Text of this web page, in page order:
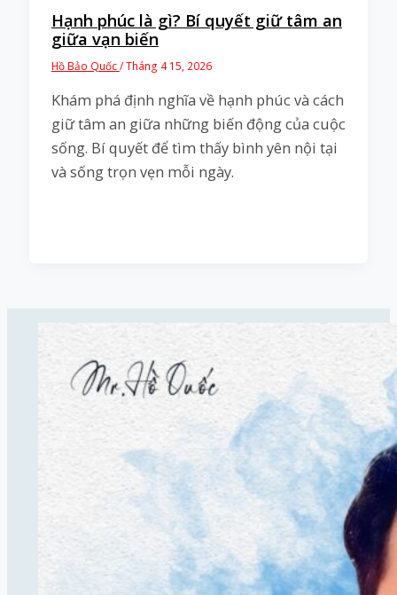
Hạnh phúc là gì? Bí quyết giữ tâm an
giữa vạn biến
Hồ Bảo Quốc/Tháng 4 15, 2026
Khám phá định nghĩa về hạnh phúc và cách
giữ tâm an giữa những biến động của cuộc
sống. Bí quyết để tìm thấy bình yên nội tại
và sống trọn vẹn mỗi ngày.